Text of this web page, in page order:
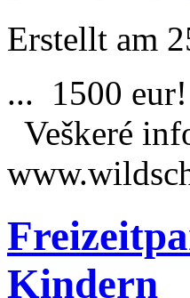
Erstellt am
... 1500
Veškeré
Kindern